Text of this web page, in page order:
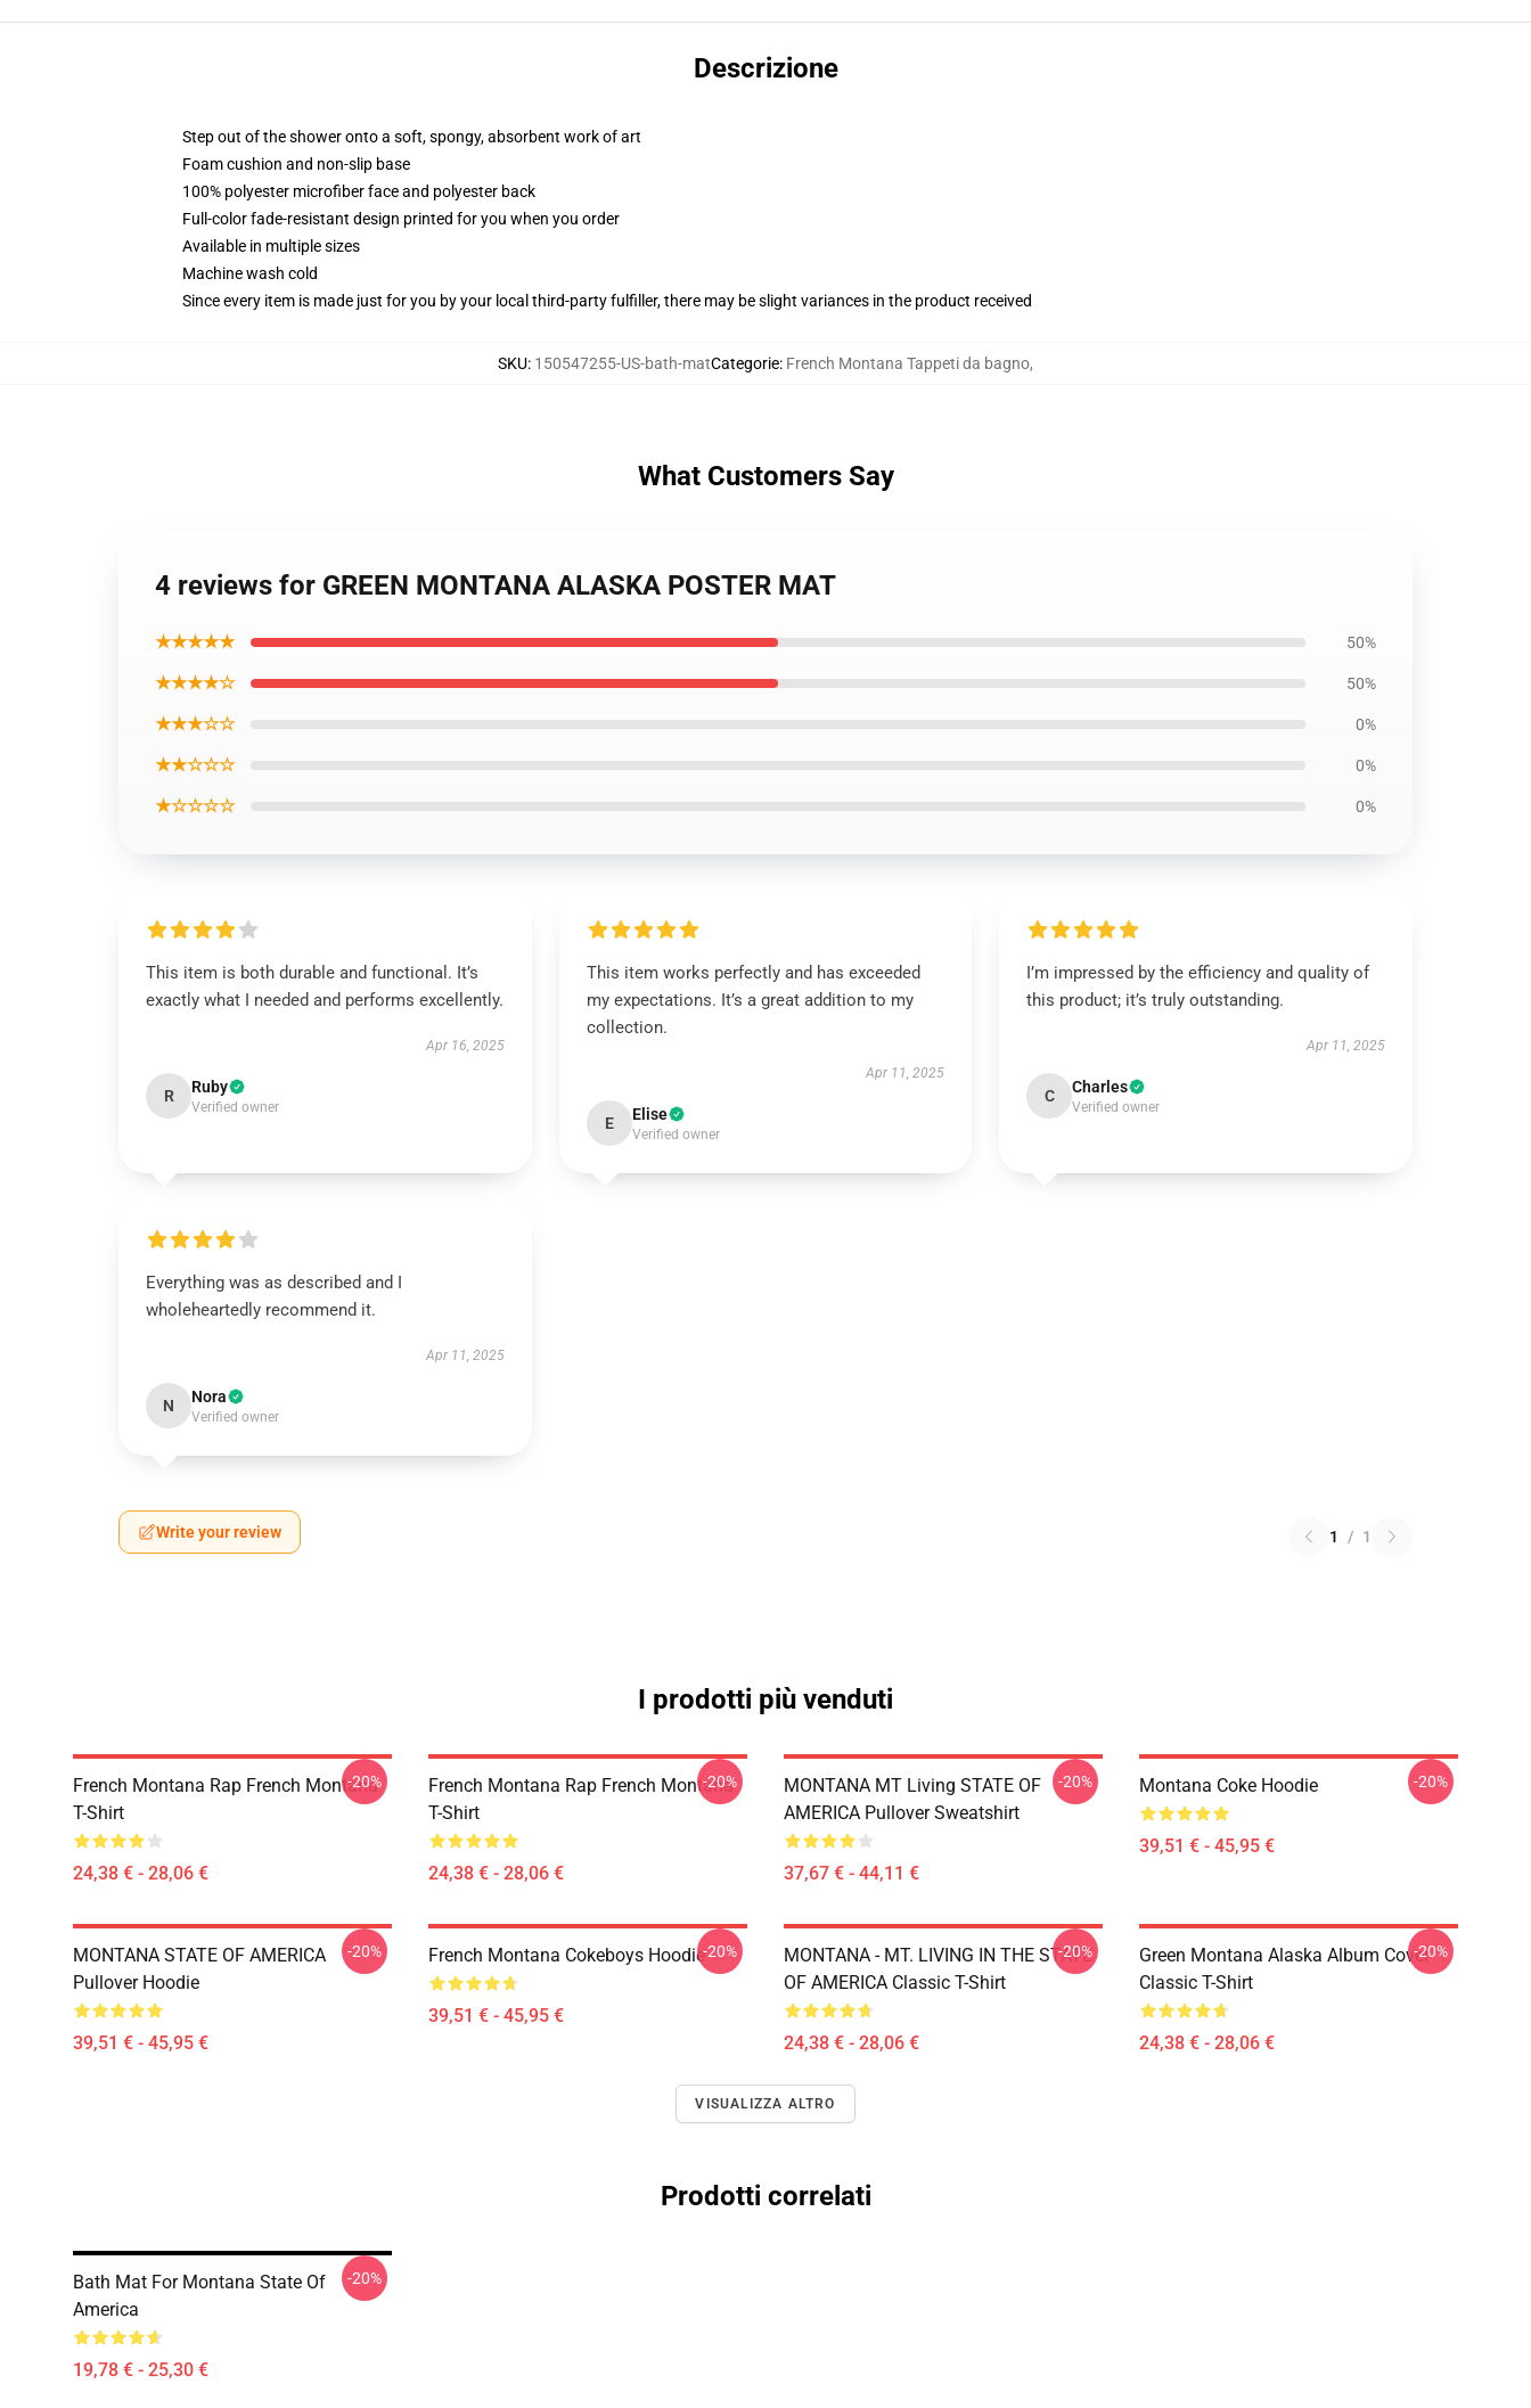
Descrizione
Step out of the shower onto a soft, spongy, absorbent work of art
Foam cushion and non-slip base
100% polyester microfiber face and polyester back
Full-color fade-resistant design printed for you when you order
Available in multiple sizes
Machine wash cold
Since every item is made just for you by your local third-party fulfiller, there may be slight variances in the product received
SKU: 150547255-US-bath-matCategorie: French Montana Tappeti da bagno,
What Customers Say
4 reviews for GREEN MONTANA ALASKA POSTER MAT
★★★★★ 50%
★★★★☆ 50%
★★★☆☆ 0%
★★☆☆☆ 0%
★☆☆☆☆ 0%
This item is both durable and functional. It’s
exactly what I needed and performs excellently.
Apr 16, 2025
R Ruby
Verified owner
This item works perfectly and has exceeded
my expectations. It’s a great addition to my
collection.
Apr 11, 2025
E Elise
Verified owner
I’m impressed by the efficiency and quality of
this product; it’s truly outstanding.
Apr 11, 2025
C Charles
Verified owner
Everything was as described and I
wholeheartedly recommend it.
Apr 11, 2025
N Nora
Verified owner
Write your review 1 / 1
I prodotti più venduti
French Montana Rap French Montana
T-Shirt
24,38 € - 28,06 €
-20%
French Montana Rap French Montana
T-Shirt
24,38 € - 28,06 €
-20%
MONTANA MT Living STATE OF
AMERICA Pullover Sweatshirt
37,67 € - 44,11 €
-20% Montana Coke Hoodie
39,51 € - 45,95 €
-20%
MONTANA STATE OF AMERICA
Pullover Hoodie
39,51 € - 45,95 €
-20% French Montana Cokeboys Hoodie
39,51 € - 45,95 €
-20%
MONTANA - MT. LIVING IN THE STATE
OF AMERICA Classic T-Shirt
24,38 € - 28,06 €
-20%
Green Montana Alaska Album Cover
Classic T-Shirt
24,38 € - 28,06 €
-20%
VISUALIZZA ALTRO
Prodotti correlati
Bath Mat For Montana State Of
America
19,78 € - 25,30 €
-20%